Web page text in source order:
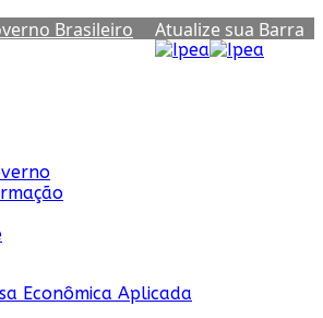
Brasileiro
Atualize sua Barra
Econômica Aplicada